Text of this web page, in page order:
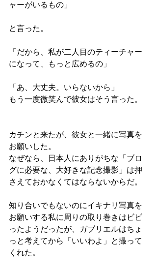
ャーがいるもの」
と言った。
「だから、私が二人目のティーチャー
になって、もっと広めるの」
「あ、大丈夫。いらないから」
もう一度微笑んで彼女はそう言った。
カチンと来たが、彼女と一緒に写真を
お願いした。
なぜなら、日本人にありがちな「ブロ
グに必要な、大好きな記念撮影」は押
さえておかなくてはならないからだ。
知り合いでもないのにイキナリ写真を
お願いする私に周りの取り巻きはビビ
ったようだったが、ガブリエルはちょ
っと考えてから「いいわよ」と撮って
くれた。